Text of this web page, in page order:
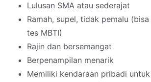
Lulusan SMA atau sederajat
Ramah, supel, tidak pemalu
tes MBTI)
Rajin dan bersemangat
Berpenampilan menarik
Memiliki kendaraan pribadi